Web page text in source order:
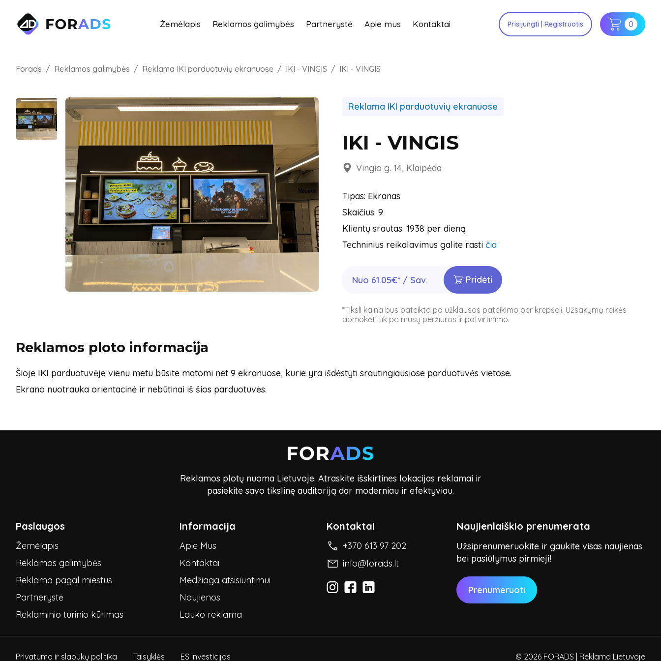
Žemėlapis Reklamos galimybės Partnerystė Apie mus Kontaktai Prisijungti | Registruotis 0
Forads Reklamos galimybės Reklama IKI parduotuvių ekranuose IKI - VINGIS IKI - VINGIS
Reklama IKI parduotuvių ekranuose
IKI - VINGIS
Vingio g. 14, Klaipėda
Tipas: Ekranas
Skaičius: 9
Klientų srautas: 1938 per dieną
Techninius reikalavimus galite rasti čia
Nuo 61.05€* / Sav. Pridėti
*Tiksli kaina bus pateikta po užklausos pateikimo per krepšelį. Užsakymą reikės
apmokėti tik po mūsų peržiūros ir patvirtinimo.
Reklamos ploto informacija
Šioje IKI parduotuvėje vienu metu būsite matomi net 9 ekranuose, kurie yra išdėstyti srautingiausiose parduotuvės vietose.
Ekrano nuotrauka orientacinė ir nebūtinai iš šios parduotuvės.
Reklamos plotų nuoma Lietuvoje. Atraskite išskirtines lokacijas reklamai ir
pasiekite savo tikslinę auditoriją dar moderniau ir efektyviau.
Paslaugos
Žemėlapis
Reklamos galimybės
Reklama pagal miestus
Partnerystė
Reklaminio turinio kūrimas
Informacija
Apie Mus
Kontaktai
Medžiaga atsisiuntimui
Naujienos
Lauko reklama
Kontaktai
+370 613 97 202
info@forads.lt
Naujienlaiškio prenumerata
Užsiprenumeruokite ir gaukite visas naujienas
bei pasiūlymus pirmieji!
Prenumeruoti
Privatumo ir slapukų politika Taisyklės ES Investicijos © 2026 FORADS | Reklama Lietuvoje